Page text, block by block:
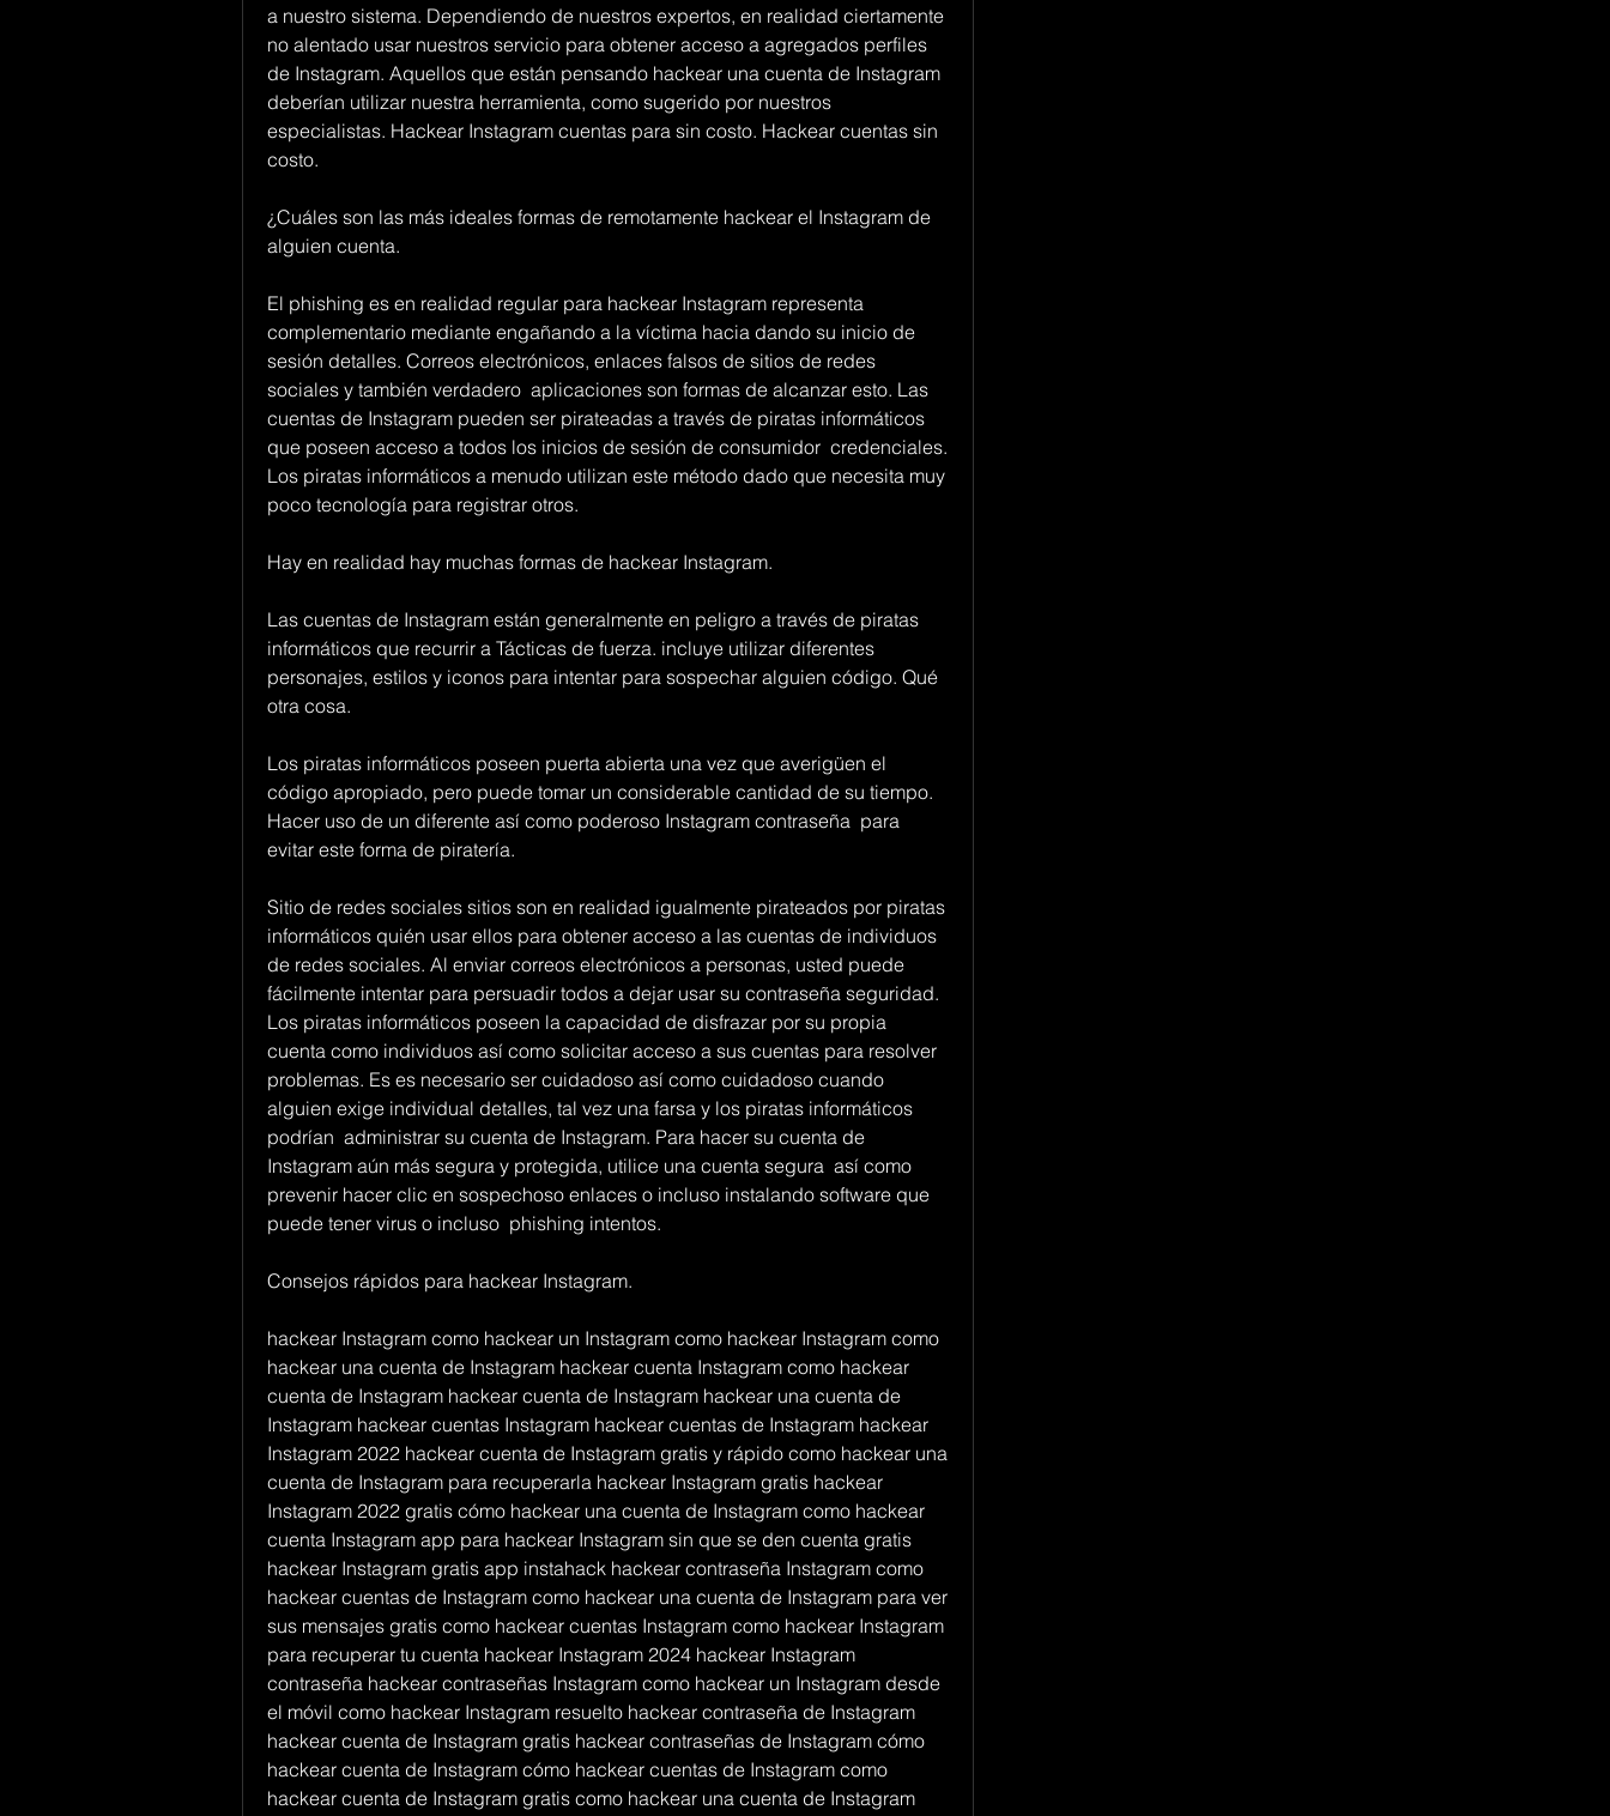
a nuestro sistema. Dependiendo de nuestros expertos, en realidad ciertamente
no alentado usar nuestros servicio para obtener acceso a agregados perfiles
de Instagram. Aquellos que están pensando hackear una cuenta de Instagram
deberían utilizar nuestra herramienta, como sugerido por nuestros
especialistas. Hackear Instagram cuentas para sin costo. Hackear cuentas sin
costo.
¿Cuáles son las más ideales formas de remotamente hackear el Instagram de
alguien cuenta.
El phishing es en realidad regular para hackear Instagram representa
complementario mediante engañando a la víctima hacia dando su inicio de
sesión detalles. Correos electrónicos, enlaces falsos de sitios de redes
sociales y también verdadero  aplicaciones son formas de alcanzar esto. Las
cuentas de Instagram pueden ser pirateadas a través de piratas informáticos
que poseen acceso a todos los inicios de sesión de consumidor  credenciales.
Los piratas informáticos a menudo utilizan este método dado que necesita muy
poco tecnología para registrar otros.
Hay en realidad hay muchas formas de hackear Instagram.
Las cuentas de Instagram están generalmente en peligro a través de piratas
informáticos que recurrir a Tácticas de fuerza. incluye utilizar diferentes
personajes, estilos y iconos para intentar para sospechar alguien código. Qué
otra cosa.
Los piratas informáticos poseen puerta abierta una vez que averigüen el
código apropiado, pero puede tomar un considerable cantidad de su tiempo.
Hacer uso de un diferente así como poderoso Instagram contraseña  para
evitar este forma de piratería.
Sitio de redes sociales sitios son en realidad igualmente pirateados por piratas
informáticos quién usar ellos para obtener acceso a las cuentas de individuos
de redes sociales. Al enviar correos electrónicos a personas, usted puede
fácilmente intentar para persuadir todos a dejar usar su contraseña seguridad.
Los piratas informáticos poseen la capacidad de disfrazar por su propia
cuenta como individuos así como solicitar acceso a sus cuentas para resolver
problemas. Es es necesario ser cuidadoso así como cuidadoso cuando
alguien exige individual detalles, tal vez una farsa y los piratas informáticos
podrían  administrar su cuenta de Instagram. Para hacer su cuenta de
Instagram aún más segura y protegida, utilice una cuenta segura  así como
prevenir hacer clic en sospechoso enlaces o incluso instalando software que
puede tener virus o incluso  phishing intentos.
Consejos rápidos para hackear Instagram.
hackear Instagram como hackear un Instagram como hackear Instagram como
hackear una cuenta de Instagram hackear cuenta Instagram como hackear
cuenta de Instagram hackear cuenta de Instagram hackear una cuenta de
Instagram hackear cuentas Instagram hackear cuentas de Instagram hackear
Instagram 2022 hackear cuenta de Instagram gratis y rápido como hackear una
cuenta de Instagram para recuperarla hackear Instagram gratis hackear
Instagram 2022 gratis cómo hackear una cuenta de Instagram como hackear
cuenta Instagram app para hackear Instagram sin que se den cuenta gratis
hackear Instagram gratis app instahack hackear contraseña Instagram como
hackear cuentas de Instagram como hackear una cuenta de Instagram para ver
sus mensajes gratis como hackear cuentas Instagram como hackear Instagram
para recuperar tu cuenta hackear Instagram 2024 hackear Instagram
contraseña hackear contraseñas Instagram como hackear un Instagram desde
el móvil como hackear Instagram resuelto hackear contraseña de Instagram
hackear cuenta de Instagram gratis hackear contraseñas de Instagram cómo
hackear cuenta de Instagram cómo hackear cuentas de Instagram como
hackear cuenta de Instagram gratis como hackear una cuenta de Instagram